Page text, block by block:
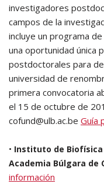
investigadores
campos de la
incluye un programa
una oportunidad única
postdoctorales para
universidad de
primera convocatoria
el 15 de octubre de
cofund@ulb.ac.be Guía
• Instituto de Biofísica
Academia Búlgara de
información